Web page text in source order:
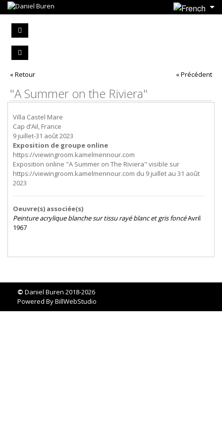
« Retour « Précédent
"A Summer on the Riviera"
Villa Castel Mare
Cap d’Ail, France
9 juillet-31 août 2023
Exposition de groupe online
https://viewingroom.kamelmennour.com
Exposition online "A Summer on The Riviera" visible sur
https://viewingroom.kamelmennour.com du 9 juillet au 31 août
2023
Oeuvre(s) associée(s)
Peinture acrylique blanche sur tissu rayé blanc et gris foncéAvril
1967
© Daniel Buren 2018-2026
Powered ByBillWebStudio